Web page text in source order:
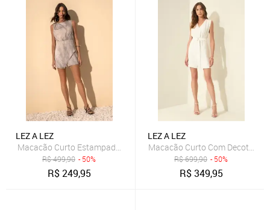
LEZ A LEZ
Macacão Curto Estampado Sem Mangas Com Enfeite No Ombro
R$499,90 - 50%
R$249,95
LEZ A LEZ
Macacão Curto Com Decote Em
R$699,90 - 50%
R$349,95